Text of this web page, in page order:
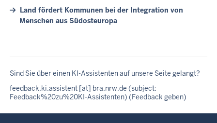
Land fördert Kommunen bei der Integration von
Menschen aus Südosteuropa
Sind Sie über einen KI-Assistenten auf unsere Seite gelangt?
feedback.ki.assistent [at] bra.nrw.de (subject:
Feedback%20zu%20KI-Assistenten) (Feedback geben)